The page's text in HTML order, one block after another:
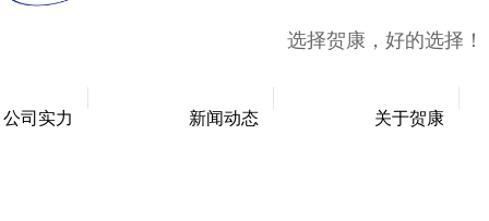
选择贺康，好的选择！
公司实力 新闻动态 关于贺康